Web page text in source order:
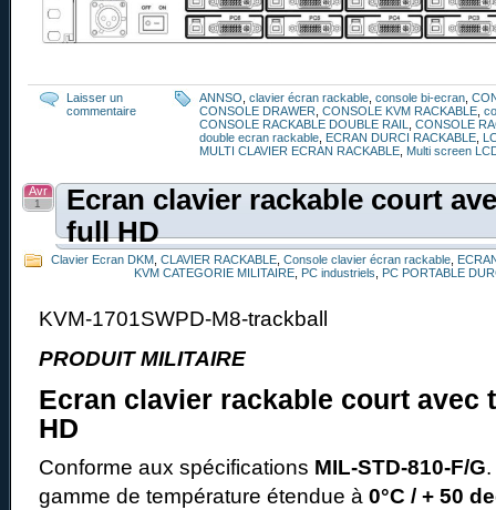
Laisser un
commentaire
ANNSO clavier écran rackable console bi-ecran
CONSOLE DRAWER CONSOLE KVM RACKABLE
CONSOLE RACKABLE DOUBLE RAIL
CONSOLE
double ecran rackable ECRAN DURCI RACKABLE
MULTI CLAVIER ECRAN RACKABLE Multi screen
Ecran clavier rackable court
full HD
Avr
1
Clavier Ecran DKM CLAVIER RACKABLE Console clavier écran rackable
KVM CATEGORIE MILITAIRE PC industriels PC PORTABLE
KVM-1701SWPD-M8-trackball
PRODUIT MILITAIRE
Ecran clavier rackable court avec
HD
Conforme aux spécifications MIL-STD-810-F/G
gamme de température étendue à 0°C / + 50